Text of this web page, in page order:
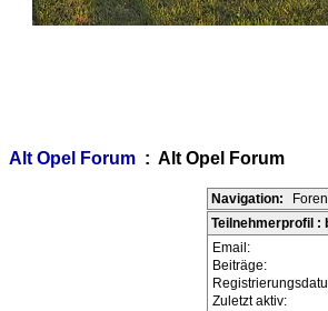
Alt Opel Forum : Alt Opel Forum
Navigation:
Teilnehmerprofil :
Email:
Beiträge:
Zuletzt aktiv: